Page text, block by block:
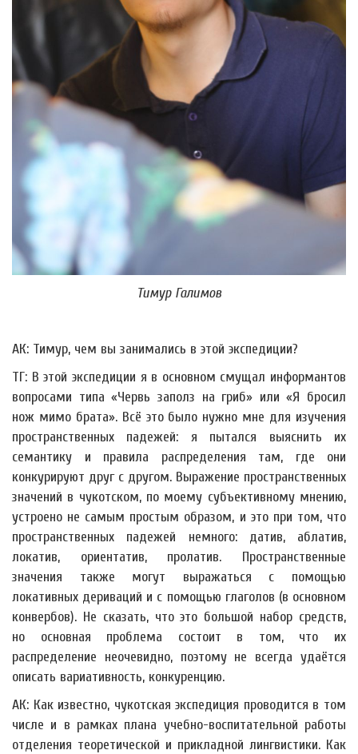
Тимур Галимов
АК: Тимур, чем вы занимались в этой экспедиции?
ТГ: В этой экспедиции я в основном смущал информантов
вопросами типа «Червь заполз на гриб» или «Я бросил
нож мимо брата». Всё это было нужно мне для изучения
пространственных падежей: я пытался выяснить их
семантику и правила распределения там, где они
конкурируют друг с другом. Выражение пространственных
значений в чукотском, по моему субъективному мнению,
устроено не самым простым образом, и это при том, что
пространственных падежей немного: датив, аблатив,
локатив, ориентатив, пролатив. Пространственные
значения также могут выражаться с помощью
локативных дериваций и с помощью глаголов (в основном
конвербов). Не сказать, что это большой набор средств,
но основная проблема состоит в том, что их
распределение неочевидно, поэтому не всегда удаётся
описать вариативность, конкуренцию.
АК: Как известно, чукотская экспедиция проводится в том
числе и в рамках плана учебно-воспитательной работы
отделения теоретической и прикладной лингвистики. Как